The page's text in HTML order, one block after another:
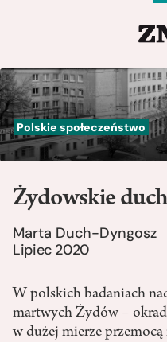
Polskie społeczeństwo
Żydowskie
Marta Duch-Dyngosz
Lipiec 2020
W polskich badaniach
martwych Żydów –
w dużej mierze